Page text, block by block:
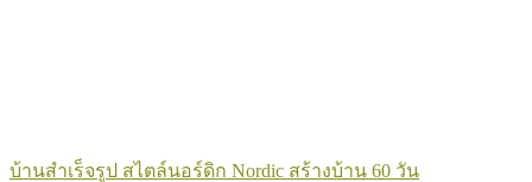
บ้านสำเร็จรูป สไตล์นอร์ดิก Nordic สร้างบ้าน 60 วัน